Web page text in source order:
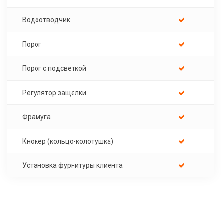
Водоотводчик
Порог
Порог с подсветкой
Регулятор защелки
Фрамуга
Кнокер (кольцо-колотушка)
Установка фурнитуры клиента